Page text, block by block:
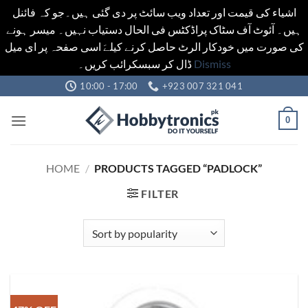
اشیاء کی قیمت اور تعداد ویب سائٹ پر دی گئی ہیں۔جو کہ فائنل
ہیں۔ آئوٹ آف سٹاک پراڈکٹس فی الحال دستیاب نہیں۔ میسر ہونے
کی صورت میں خودکار الرٹ حاصل کرنے کیلےَ اسی صفحہ پر ای میل
ڈال کر سبسکرائب کریں۔ Dismiss
to
content
10:00 - 17:00 +923 007 321 041
0
HOME / PRODUCTS TAGGED “PADLOCK”
FILTER